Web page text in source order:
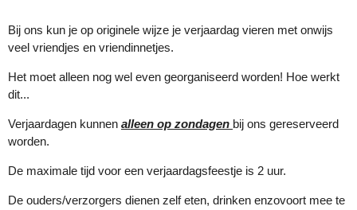
Bij ons kun je op originele wijze je verjaardag vieren met onwijs
veel vriendjes en vriendinnetjes.
Het moet alleen nog wel even georganiseerd worden! Hoe werkt
dit...
Verjaardagen kunnen alleen op zondagen bij ons gereserveerd
worden.
De maximale tijd voor een verjaardagsfeestje is 2 uur.
De ouders/verzorgers dienen zelf eten, drinken enzovoort mee te